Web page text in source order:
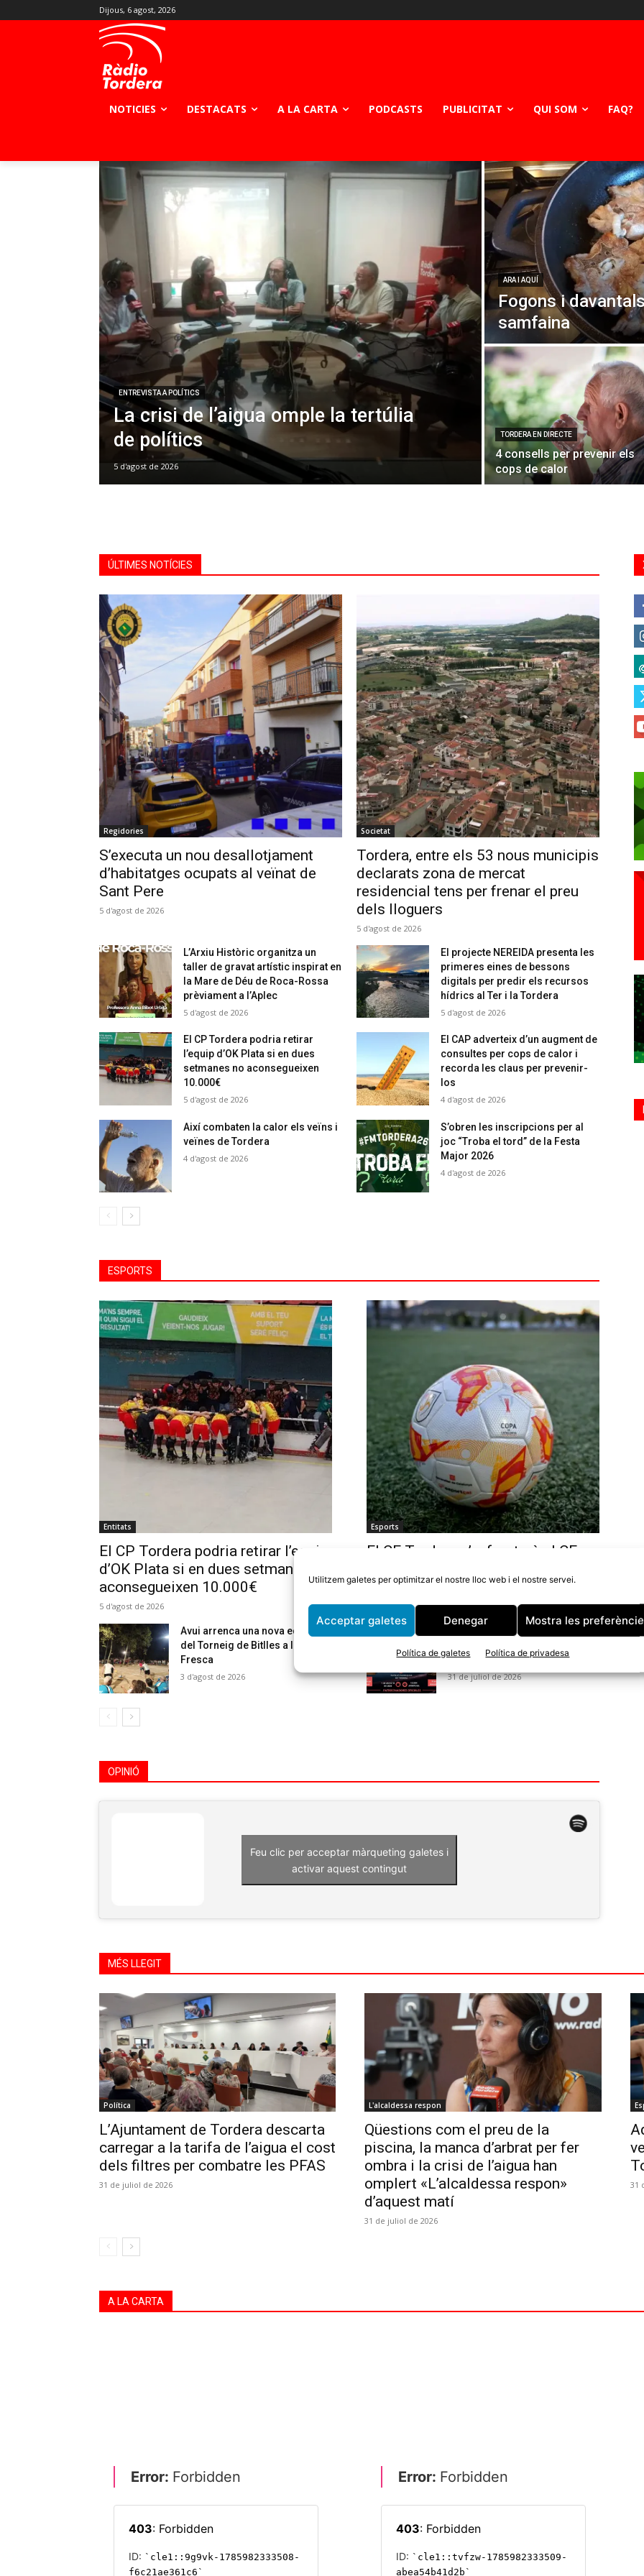
Utilitzem galetes per optimitzar el nostre lloc web i el nostre servei.
Acceptar galetes Denegar Mostra les
Política de galetes Política de privadesa
Dijous, 6 agost, 2026
NOTICIES DESTACATS A LA CARTA PODCASTS PUBLICITAT QUI SOM FAQ?
ENTREVISTA A POLÍTICS
La crisi de l’aigua omple la tertúlia
de polítics
5 d'agost de 2026
ARA I AQUÍ
Fogons i
samfaina
TORDERA EN DIRECTE
4 consells per prevenir els
cops de calor
ÚLTIMES NOTÍCIES
Regidories
S’executa un nou desallotjament
d’habitatges ocupats al veïnat de
Sant Pere
5 d'agost de 2026
Societat
Tordera, entre els 53 nous municipis
declarats zona de mercat
residencial tens per frenar el preu
dels lloguers
5 d'agost de 2026
L’Arxiu Històric organitza un
taller de gravat artístic inspirat en
la Mare de Déu de Roca-Rossa
prèviament a l’Aplec
5 d'agost de 2026
El projecte NEREIDA presenta les
primeres eines de bessons
digitals per predir els recursos
hídrics al Ter i la Tordera
5 d'agost de 2026
El CP Tordera podria retirar
l’equip d’OK Plata si en dues
setmanes no aconsegueixen
10.000€
5 d'agost de 2026
El CAP adverteix d’un augment de
consultes per cops de calor i
recorda les claus per prevenir-
los
4 d'agost de 2026
Així combaten la calor els veïns i
veïnes de Tordera
4 d'agost de 2026
S’obren les inscripcions per al
joc “Troba el tord” de la Festa
Major 2026
4 d'agost de 2026
ESPORTS
Entitats
El CP Tordera podria retirar l’equip
d’OK Plata si en dues setmanes no
aconsegueixen 10.000€
5 d'agost de 2026
Esports
El CF Tordera s’enfrontarà al CE
Copa Catalunya
4 d'agost de 2026
Avui arrenca una nova edició
del Torneig de Bitlles a la
Fresca
3 d'agost de 2026
Aquest dissabte arriba la
Power Yin Tordera
31 de juliol de 2026
OPINIÓ
Feu clic per acceptar màrqueting galetes i
activar aquest contingut
MÉS LLEGIT
Política
L’Ajuntament de Tordera descarta
carregar a la tarifa de l’aigua el cost
dels filtres per combatre les PFAS
31 de juliol de 2026
L'alcaldessa respon
Qüestions com el preu de la
piscina, la manca d’arbrat per fer
ombra i la crisi de l’aigua han
omplert «L’alcaldessa respon»
d’aquest matí
31 de juliol de 2026
31
A LA CARTA